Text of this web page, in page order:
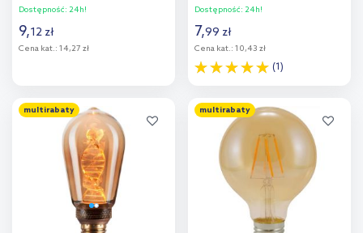
Dostępność: 24h!
9,12 zł
Cena kat.: 14,27 zł
Dodaj do
porównania
Dostępność: 24h!
7,99 zł
Cena kat.: 10,43 zł
(1)
Dodaj do
porównania
multirabaty multirabaty